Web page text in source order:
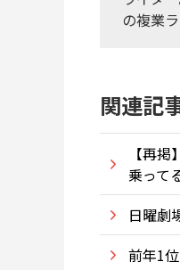
の複業
関連記
【再
乗って
日曜劇
前年1